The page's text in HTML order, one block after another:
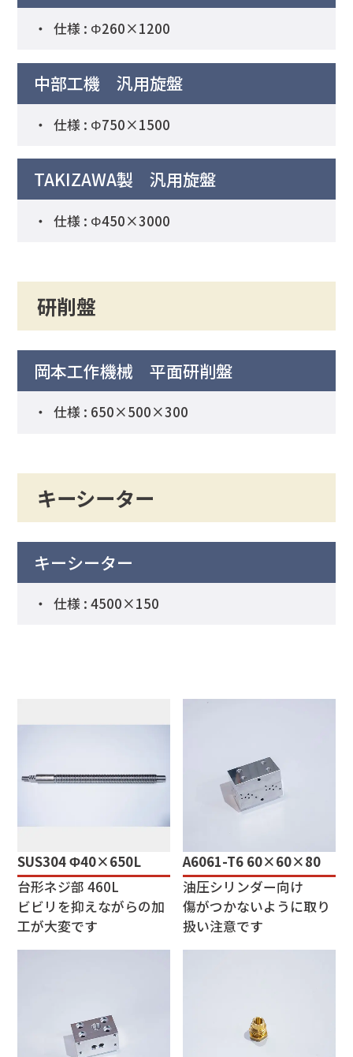
仕様 : Φ260×1200
中部工機 汎用旋盤
仕様 : Φ750×1500
TAKIZAWA製 汎用旋盤
仕様 : Φ450×3000
研削盤
岡本工作機械 平面研削盤
仕様 : 650×500×300
キーシーター
キーシーター
仕様 : 4500×150
SUS304 Φ40×650L
台形ネジ部 460L
ビビリを抑えながらの加
工が大変です
A6061-T6 60×60×80
油圧シリンダー向け
傷がつかないように取り
扱い注意です